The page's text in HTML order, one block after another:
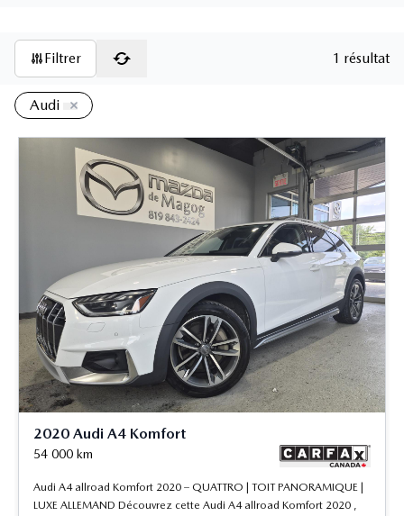
Filtrer 1 résultat
Audi
2020 Audi A4 Komfort
54 000 km
Audi A4 allroad Komfort 2020 – QUATTRO | TOIT PANORAMIQUE |
LUXE ALLEMAND Découvrez cette Audi A4 allroad Komfort 2020 ,